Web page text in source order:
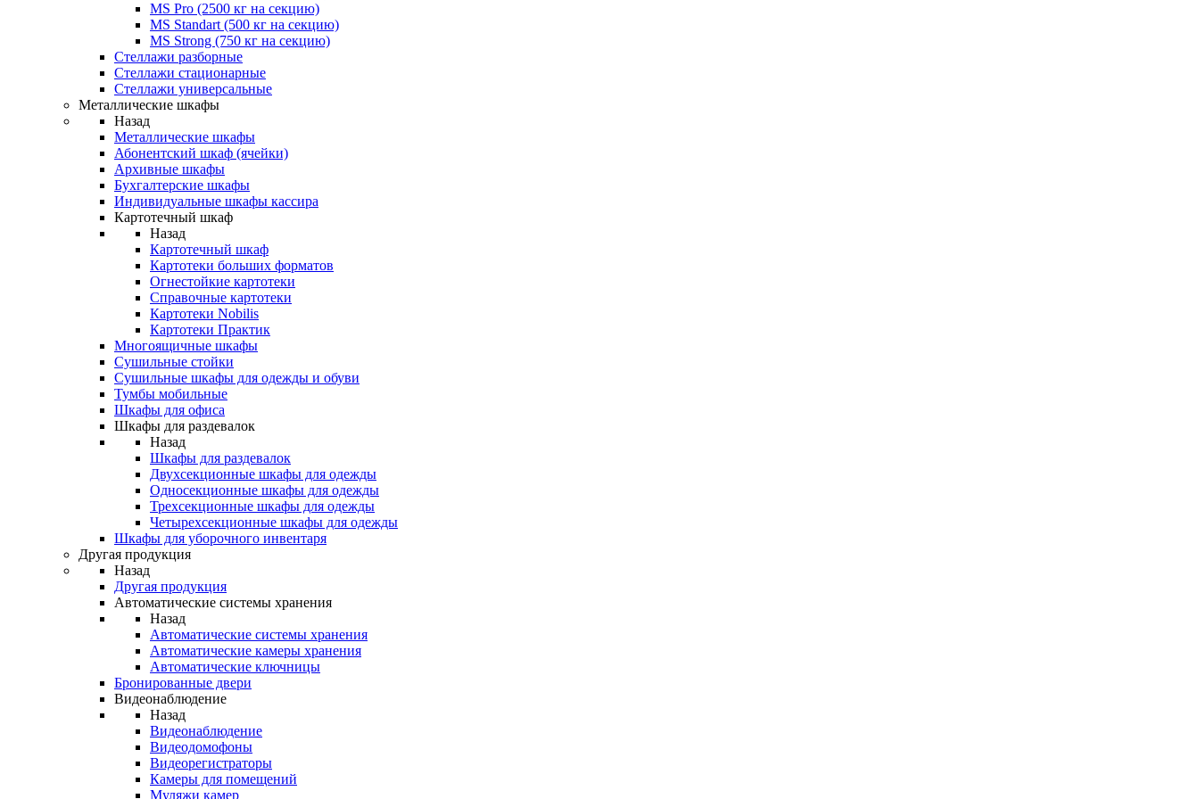
MS Pro (2500 кг на секцию)
MS Standart (500 кг на секцию)
MS Strong (750 кг на секцию)
Стеллажи разборные
Стеллажи стационарные
Стеллажи универсальные
Металлические шкафы
Назад
Металлические шкафы
Абонентский шкаф (ячейки)
Архивные шкафы
Бухгалтерские шкафы
Индивидуальные шкафы кассира
Картотечный шкаф
Назад
Картотечный шкаф
Картотеки больших форматов
Огнестойкие картотеки
Справочные картотеки
Картотеки Nobilis
Картотеки Практик
Многоящичные шкафы
Сушильные стойки
Сушильные шкафы для одежды и обуви
Тумбы мобильные
Шкафы для офиса
Шкафы для раздевалок
Назад
Шкафы для раздевалок
Двухсекционные шкафы для одежды
Односекционные шкафы для одежды
Трехсекционные шкафы для одежды
Четырехсекционные шкафы для одежды
Шкафы для уборочного инвентаря
Другая продукция
Назад
Другая продукция
Автоматические системы хранения
Назад
Автоматические системы хранения
Автоматические камеры хранения
Автоматические ключницы
Бронированные двери
Видеонаблюдение
Назад
Видеонаблюдение
Видеодомофоны
Видеорегистраторы
Камеры для помещений
Муляжи камер